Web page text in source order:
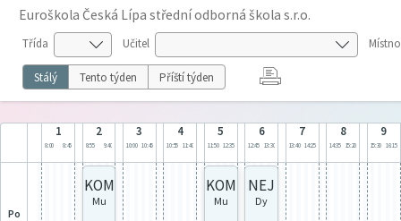
Euroškola Česká Lípa střední odborná škola s.r.o.
Třída Učitel
Stálý Tento týden Příští týden
1
8:00 8:45
2
8:55 9:40
3
10:00 10:45
4
10:55 11:40
5
11:50 12:35
6
12:45 13:30
7
13:40 14:25
8
14:35 15:20
9
15:30 16:15
po
KOM
Mu
KOM
Mu
NEJ
Dy